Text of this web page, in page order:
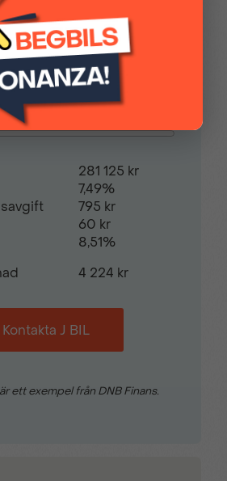
Helljusassistent
Justerbar ratt
genomlastningslucka
i
Parkeringsensorer bak
Regnsensor
defroster
70 281,00 kr
60 månader
281 125 kr
7,49%
795 kr
60 kr
8,51%
4 224 kr
Kontakta J BIL
ett exempel från DNB Finans.